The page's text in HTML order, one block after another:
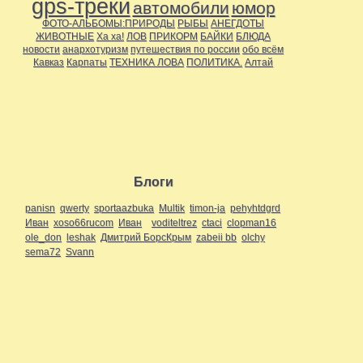
gps-треки автомобили юмор
ФОТО-АЛЬБОМЫ:ПРИРОДЫ РЫБЫ АНЕГДОТЫ
ЖИВОТНЫЕ Ха ха! ЛОВ ПРИКОРМ БАЙКИ БЛЮДА
новости анархотуризм путешествия по россии обо всём
Кавказ Карпаты ТЕХНИКА ЛОВА ПОЛИТИКА. Алтай
Блоги
panisn qwerty sportaazbuka Multik timon-ja pehyhtdgrd
Иван xoso66rucom Иван voditeltrez ctaci clopman16
ole_don leshak Дмитрий БорсКрым zabeii bb olchy
sema72 Svann